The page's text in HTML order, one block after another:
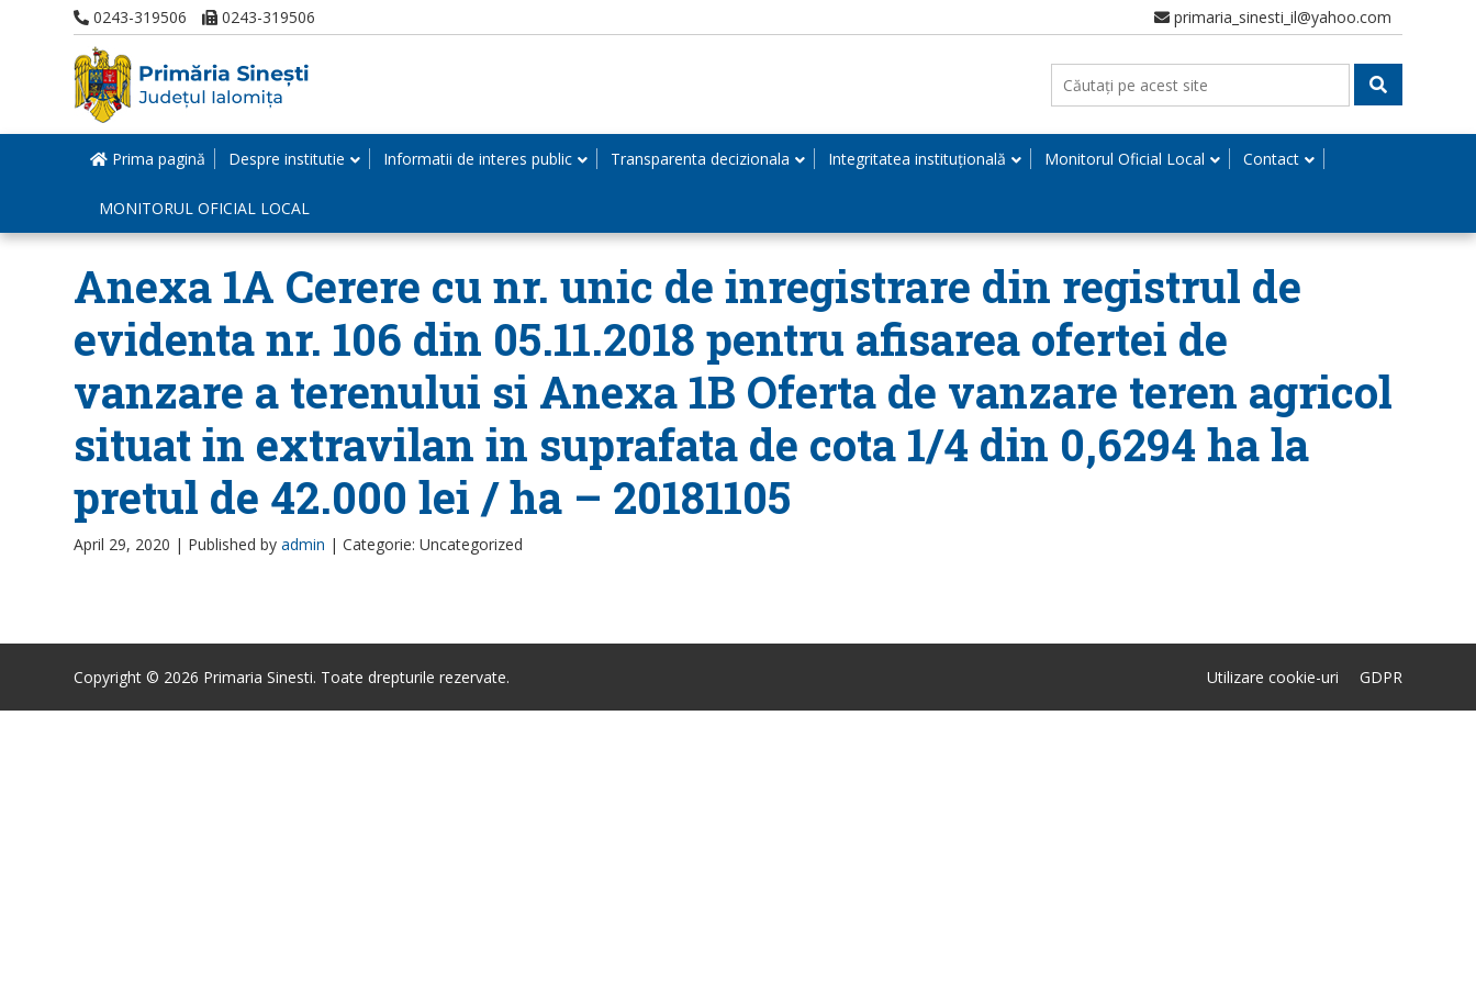
0243-319506 0243-319506 primaria_sinesti_il@yahoo.com
Prima pagină Despre institutie Informatii de interes public Transparenta decizionala Integritatea instituțională Monitorul Oficial Local Contact
MONITORUL OFICIAL LOCAL
Anexa 1A Cerere cu nr. unic de inregistrare din registrul de
evidenta nr. 106 din 05.11.2018 pentru afisarea ofertei de
vanzare a terenului si Anexa 1B Oferta de vanzare teren agricol
situat in extravilan in suprafata de cota 1/4 din 0,6294 ha la
pretul de 42.000 lei / ha – 20181105
April 29, 2020 | Published by admin | Categorie: Uncategorized
Copyright © 2026 Primaria Sinesti. Toate drepturile rezervate. Utilizare cookie-uri GDPR